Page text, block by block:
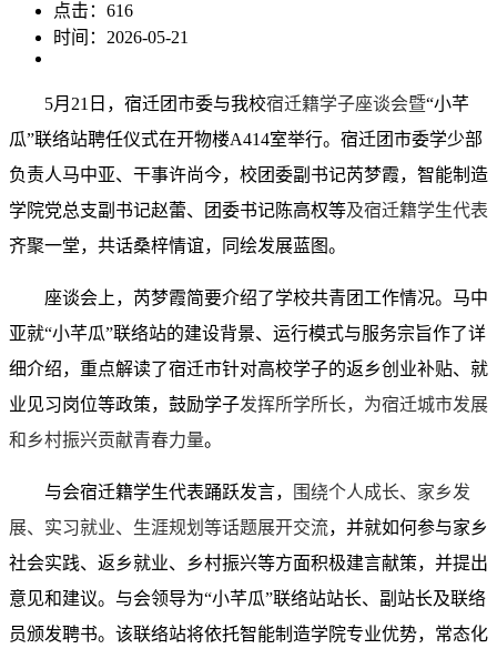
点击： 616
时间：2026-05-21
5月21日 ，宿迁团市委与我校宿迁籍学子座谈会暨“小芊
瓜”联络站聘任仪式在开物楼A414室举行。宿迁团市委学少部
负责人马中亚、干事许尚今，校团委副书记芮梦霞，智能制造
学院党总支副书记赵蕾、 团委书记陈高权等及宿迁籍学生代表
齐聚一堂，共话桑梓情谊，同绘发展蓝图。
座谈会上，芮梦霞简要介绍了学校共青团工作情况。马中
亚就“小芊瓜”联络站的建设背景、运行模式与服务宗旨作了详
细介绍，重点解读了宿迁市针对高校学子的返乡创业补贴、就
业见习岗位等政策，鼓励学子发挥所学所长，为宿迁城市发展
和乡村振兴贡献青春力量。
与会宿迁籍学生代表踊跃发言，
围绕个人成长、家乡发
展、实习就业、生涯规划等话题展开交流，并就如何参与家乡
社会实践、返乡就业、
乡村振兴等方面积极建言献策，并提出
意见和建议。 与会领导为“小芊瓜”联络站站长、副站长及联络
员颁发聘书。该联络站将依托智能制造学院专业优势，常态化